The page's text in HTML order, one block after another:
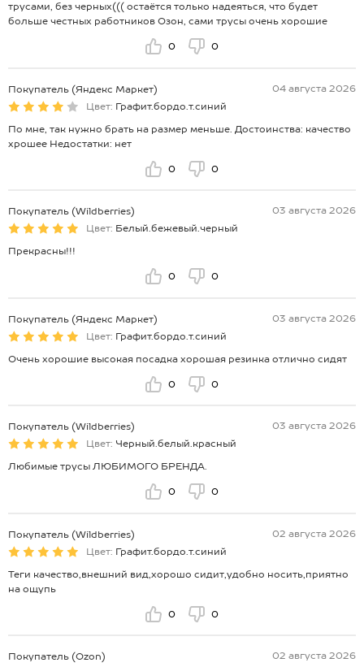
трусами, без черных((( остаётся только надеяться, что будет
больше честных работников Озон, сами трусы очень хорошие
0 0
Покупатель (Яндекс Маркет)
04 августа 2026
Цвет: Графит.бордо.т.синий
По мне, так нужно брать на размер меньше. Достоинства: качество
хрошее Недостатки: нет
0 0
Покупатель (Wildberries)
03 августа 2026
Цвет: Белый.бежевый.черный
Прекрасны!!!
0 0
Покупатель (Яндекс Маркет)
03 августа 2026
Цвет: Графит.бордо.т.синий
Очень хорошие высокая посадка хорошая резинка отлично сидят
0 0
Покупатель (Wildberries)
03 августа 2026
Цвет: Черный.белый.красный
Любимые трусы ЛЮБИМОГО БРЕНДА.
0 0
Покупатель (Wildberries)
02 августа 2026
Цвет: Графит.бордо.т.синий
Теги качество,внешний вид,хорошо сидит,удобно носить,приятно
на ощупь
0 0
Покупатель (Ozon)
02 августа 2026